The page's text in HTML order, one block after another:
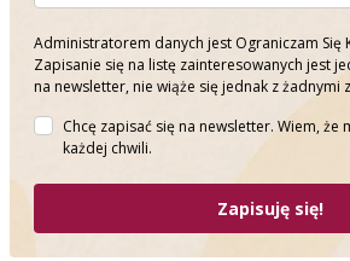
Administratorem danych jest Ograniczam Się
Zapisanie się na listę zainteresowanych jest
na newsletter, nie wiąże się jednak z żadnymi
Chcę zapisać się na newsletter. Wiem, że
każdej chwili.
Zapisuję się!